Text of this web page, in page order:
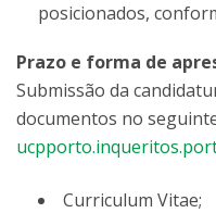
posicionados,
Prazo e forma de
Submissão da
documentos no
Curriculum Vitae;